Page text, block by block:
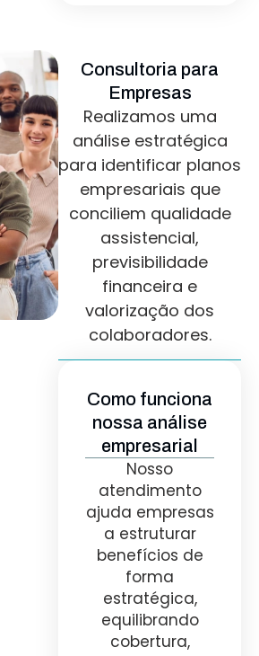
Consultoria para
Empresas
Realizamos uma
análise estratégica
para identificar planos
empresariais que
conciliem qualidade
assistencial,
previsibilidade
financeira e
valorização dos
colaboradores.
Como funciona
nossa análise
empresarial
Nosso
atendimento
ajuda empresas
a estruturar
benefícios de
forma
estratégica,
equilibrando
cobertura,